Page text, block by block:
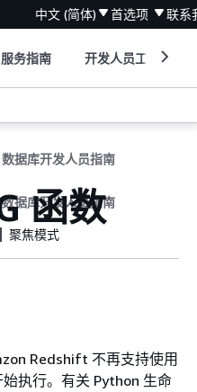
中文 (简体) 首选项 联系
服务指南 开发人员工具
数据库开发人员指南
数据库开发人员指南
函数
聚焦模式
Redshift 不再支持使用
执行。有关 Python 生命